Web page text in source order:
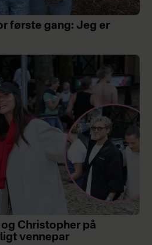
første gang: Jeg er
Christopher på
vennepar